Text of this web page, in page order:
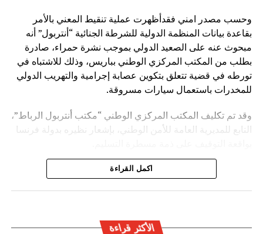
وحسب مصدر امني فقدأظهرت عملية تنقيط المعني بالأمر
بقاعدة بيانات المنظمة الدولية للشرطة الجنائية “أنتربول” أنه
مبحوث عنه على الصعيد الدولي بموجب نشرة حمراء، صادرة
بطلب من المكتب المركزي الوطني بباريس، وذلك للاشتباه في
تورطه في قضية تتعلق بتكوين عصابة إجرامية والتهريب الدولي
للمخدرات باستعمال سيارات مسروقة.
وقد تم تكليف المكتب المركزي الوطني “مكتب أنتربول الرباط”،
التابع للمديرية العامة للأمن الوطني، بإشعار نظيره بدولة فرنسا
ويأتي توقيف المشتبه به في سياق التزام المصالح الأمنية
المغربية بتفعيل آليات التعاون الأمني الدولي، خصوصا ملاحقة
اكمل القراءة
الأكثر قراءة